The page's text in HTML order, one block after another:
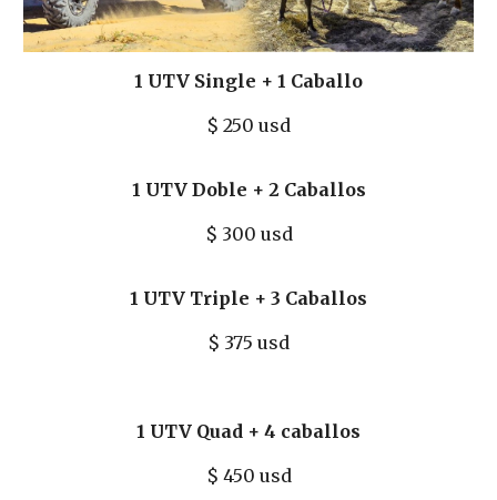
1 UTV Single + 1 Caballo
$ 250 usd
1 UTV Doble + 2 Caballos
$ 300 usd
1 UTV Triple + 3 Caballos
$ 375 usd
1 UTV Quad + 4 caballos
$ 450 usd